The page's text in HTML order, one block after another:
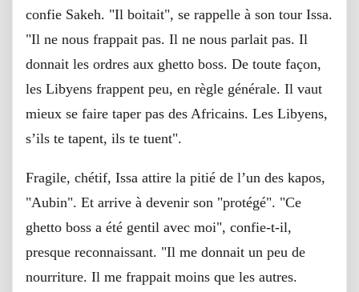
confie Sakeh. "Il boitait", se rappelle à son tour Issa.
"Il ne nous frappait pas. Il ne nous parlait pas. Il
donnait les ordres aux ghetto boss. De toute façon,
les Libyens frappent peu, en règle générale. Il vaut
mieux se faire taper pas des Africains. Les Libyens,
s’ils te tapent, ils te tuent".
Fragile, chétif, Issa attire la pitié de l’un des kapos,
"Aubin". Et arrive à devenir son "protégé". "Ce
ghetto boss a été gentil avec moi", confie-t-il,
presque reconnaissant. "Il me donnait un peu de
nourriture. Il me frappait moins que les autres.